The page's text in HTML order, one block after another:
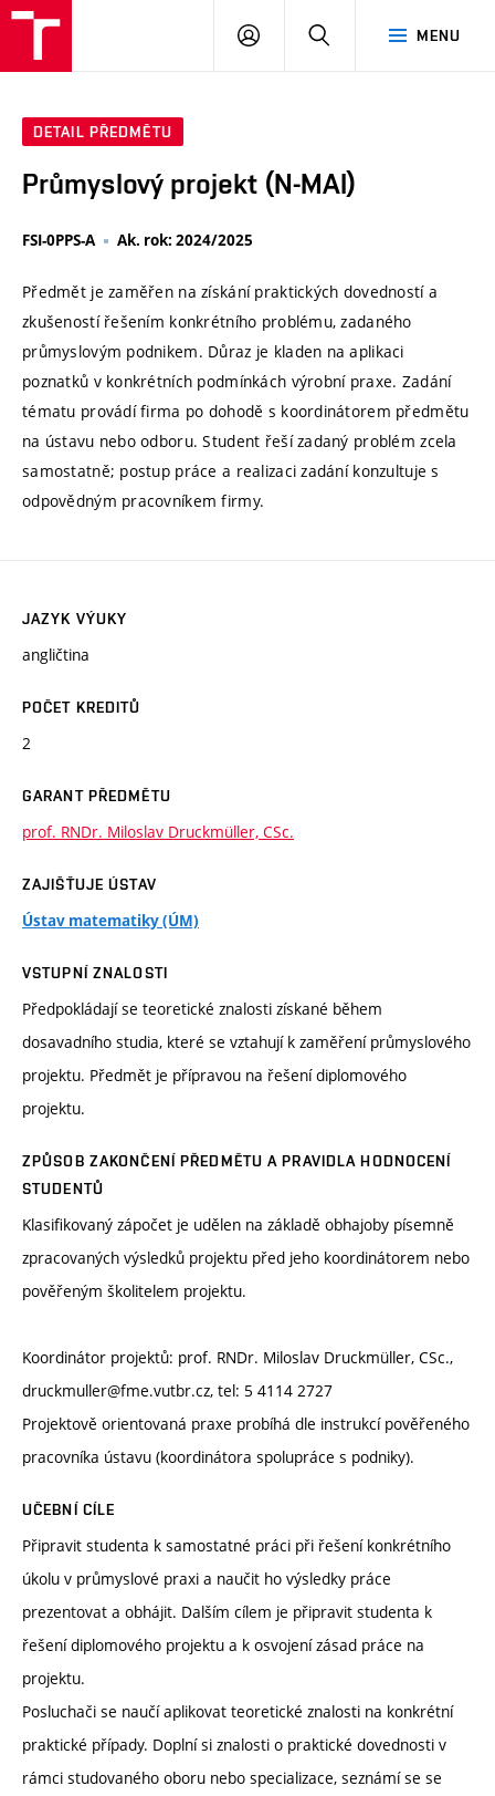
MENU
PŘIHLÁSIT
DETAIL PŘEDMĚTU
Průmyslový projekt (N-MAI)
FSI-0PPS-A Ak. rok: 2024/2025
Předmět je zaměřen na získání praktických dovedností a
zkušeností řešením konkrétního problému, zadaného
průmyslovým podnikem. Důraz je kladen na aplikaci
poznatků v konkrétních podmínkách výrobní praxe. Zadání
tématu provádí firma po dohodě s koordinátorem předmětu
na ústavu nebo odboru. Student řeší zadaný problém zcela
samostatně; postup práce a realizaci zadání konzultuje s
odpovědným pracovníkem firmy.
JAZYK VÝUKY
angličtina
POČET KREDITŮ
2
GARANT PŘEDMĚTU
prof. RNDr. Miloslav Druckmüller, CSc.
ZAJIŠŤUJE ÚSTAV
Ústav matematiky (ÚM)
VSTUPNÍ ZNALOSTI
Předpokládají se teoretické znalosti získané během
dosavadního studia, které se vztahují k zaměření průmyslového
projektu. Předmět je přípravou na řešení diplomového
projektu.
ZPŮSOB ZAKONČENÍ PŘEDMĚTU A PRAVIDLA HODNOCENÍ
STUDENTŮ
Klasifikovaný zápočet je udělen na základě obhajoby písemně
zpracovaných výsledků projektu před jeho koordinátorem nebo
pověřeným školitelem projektu.
Koordinátor projektů: prof. RNDr. Miloslav Druckmüller, CSc.,
druckmuller@fme.vutbr.cz, tel: 5 4114 2727
Projektově orientovaná praxe probíhá dle instrukcí pověřeného
pracovníka ústavu (koordinátora spolupráce s podniky).
UČEBNÍ CÍLE
Připravit studenta k samostatné práci při řešení konkrétního
úkolu v průmyslové praxi a naučit ho výsledky práce
prezentovat a obhájit. Dalším cílem je připravit studenta k
řešení diplomového projektu a k osvojení zásad práce na
projektu.
Posluchači se naučí aplikovat teoretické znalosti na konkrétní
praktické případy. Doplní si znalosti o praktické dovednosti v
rámci studovaného oboru nebo specializace, seznámí se se